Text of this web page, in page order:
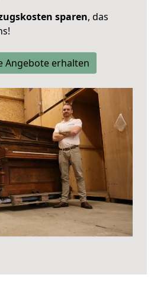
sparen, das
Angebote erhalten